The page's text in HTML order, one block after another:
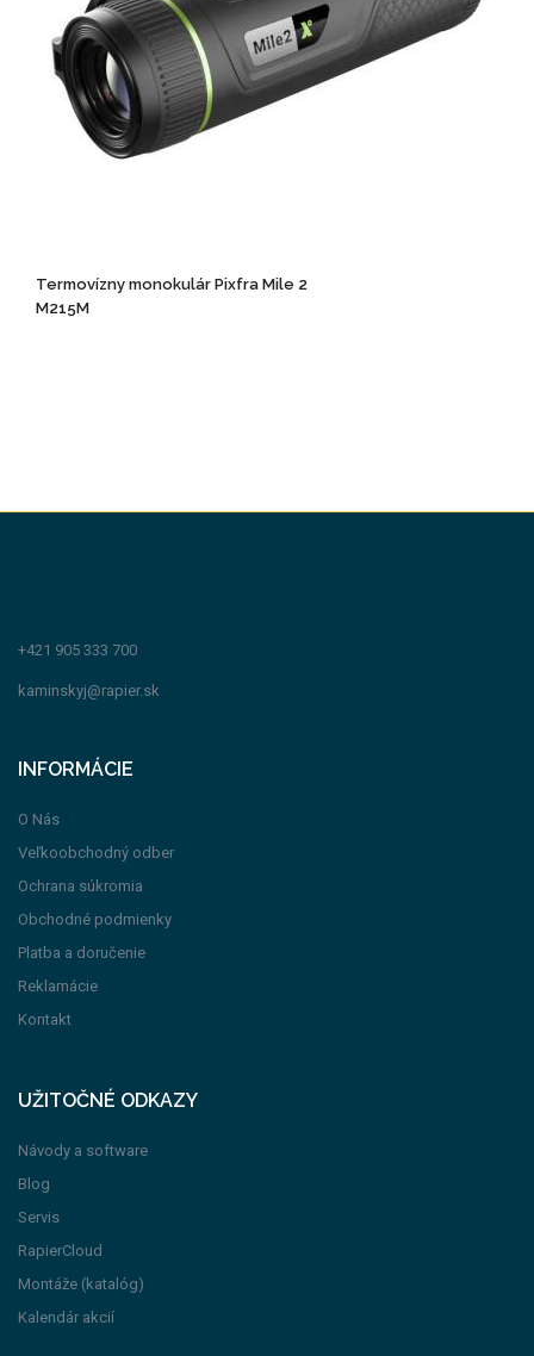
Termovízny monokulár Pixfra Mile 2
M215M
+421 905 333 700
kaminskyj@rapier.sk
INFORMÁCIE
O Nás
Veľkoobchodný odber
Ochrana súkromia
Obchodné podmienky
Platba a doručenie
Reklamácie
Kontakt
UŽITOČNÉ ODKAZY
Návody a software
Blog
Servis
RapierCloud
Montáže (katalóg)
Kalendár akcií